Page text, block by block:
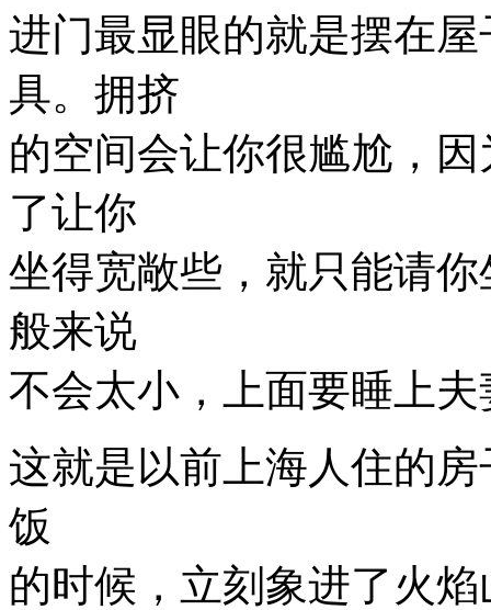
进门最显眼的就是摆在
具。拥挤
的空间会让你很尴尬，
了让你
坐得宽敞些，就只能请
般来说
不会太小，上面要睡上
这就是以前上海人住的
饭
的时候，立刻象进了火